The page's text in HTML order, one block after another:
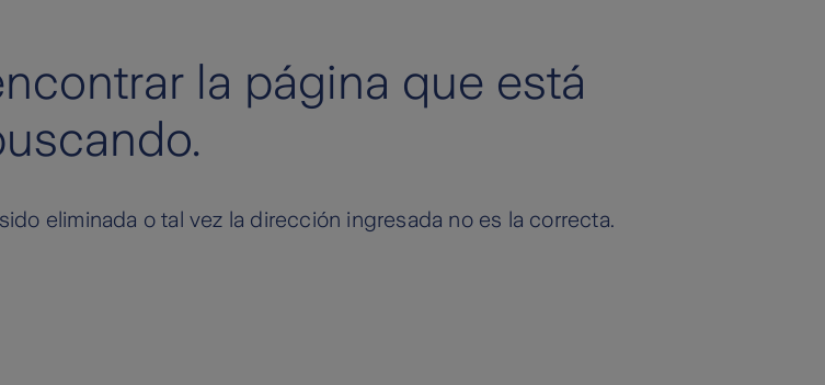
la página que está
eliminada o tal vez la dirección ingresada no es la correcta.